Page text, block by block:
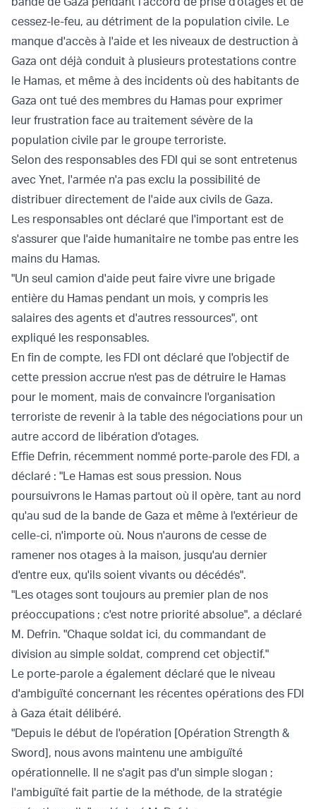
cessez-le-feu, au détriment de la population civile. Le
manque d'accès à l'aide et les niveaux de destruction à
Gaza ont déjà conduit à plusieurs protestations contre
le Hamas, et même à des incidents où des habitants de
Gaza ont tué des membres du Hamas pour exprimer
leur frustration face au traitement sévère de la
population civile par le groupe terroriste.
Selon des responsables des FDI qui se sont entretenus
avec Ynet, l'armée n'a pas exclu la possibilité de
distribuer directement de l'aide aux civils de Gaza.
Les responsables ont déclaré que l'important est de
s'assurer que l'aide humanitaire ne tombe pas entre les
mains du Hamas.
"Un seul camion d'aide peut faire vivre une brigade
entière du Hamas pendant un mois, y compris les
salaires des agents et d'autres ressources", ont
expliqué les responsables.
En fin de compte, les FDI ont déclaré que l'objectif de
cette pression accrue n'est pas de détruire le Hamas
pour le moment, mais de convaincre l'organisation
terroriste de revenir à la table des négociations pour un
autre accord de libération d'otages.
Effie Defrin, récemment nommé porte-parole des FDI, a
déclaré : "Le Hamas est sous pression. Nous
poursuivrons le Hamas partout où il opère, tant au nord
qu'au sud de la bande de Gaza et même à l'extérieur de
celle-ci, n'importe où. Nous n'aurons de cesse de
ramener nos otages à la maison, jusqu'au dernier
d'entre eux, qu'ils soient vivants ou décédés".
"Les otages sont toujours au premier plan de nos
préoccupations ; c'est notre priorité absolue", a déclaré
M. Defrin. "Chaque soldat ici, du commandant de
division au simple soldat, comprend cet objectif."
Le porte-parole a également déclaré que le niveau
d'ambiguïté concernant les récentes opérations des FDI
à Gaza était délibéré.
"Depuis le début de l'opération [Opération Strength &
Sword], nous avons maintenu une ambiguïté
opérationnelle. Il ne s'agit pas d'un simple slogan ;
l'ambiguïté fait partie de la méthode, de la stratégie